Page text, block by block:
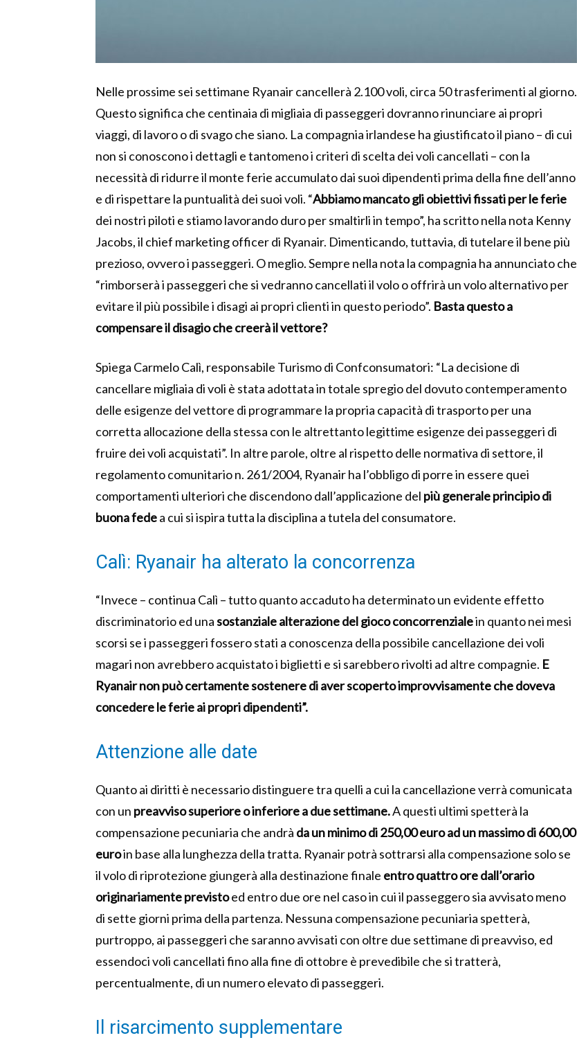
Nelle prossime sei settimane Ryanair cancellerà 2.100 voli, circa 50 trasferimenti al giorno.
Questo significa che centinaia di migliaia di passeggeri dovranno rinunciare ai propri
viaggi, di lavoro o di svago che siano. La compagnia irlandese ha giustificato il piano – di cui
non si conoscono i dettagli e tantomeno i criteri di scelta dei voli cancellati – con la
necessità di ridurre il monte ferie accumulato dai suoi dipendenti prima della fine dell’anno
e di rispettare la puntualità dei suoi voli. “Abbiamo mancato gli obiettivi fissati per le ferie
dei nostri piloti e stiamo lavorando duro per smaltirli in tempo”, ha scritto nella nota Kenny
Jacobs, il chief marketing officer di Ryanair. Dimenticando, tuttavia, di tutelare il bene più
prezioso, ovvero i passeggeri. O meglio. Sempre nella nota la compagnia ha annunciato che
“rimborserà i passeggeri che si vedranno cancellati il volo o offrirà un volo alternativo per
evitare il più possibile i disagi ai propri clienti in questo periodo”. Basta questo a
compensare il disagio che creerà il vettore?
Spiega Carmelo Calì, responsabile Turismo di Confconsumatori: “La decisione di
cancellare migliaia di voli è stata adottata in totale spregio del dovuto contemperamento
delle esigenze del vettore di programmare la propria capacità di trasporto per una
corretta allocazione della stessa con le altrettanto legittime esigenze dei passeggeri di
fruire dei voli acquistati”. In altre parole, oltre al rispetto delle normativa di settore, il
regolamento comunitario n. 261/2004, Ryanair ha l’obbligo di porre in essere quei
comportamenti ulteriori che discendono dall’applicazione del più generale principio di
buona fedea cui si ispira tutta la disciplina a tutela del consumatore.
Calì: Ryanair ha alterato la concorrenza
“Invece – continua Calì – tutto quanto accaduto ha determinato un evidente effetto
discriminatorio ed unasostanziale alterazione del gioco concorrenzialein quanto nei mesi
scorsi se i passeggeri fossero stati a conoscenza della possibile cancellazione dei voli
magari non avrebbero acquistato i biglietti e si sarebbero rivolti ad altre compagnie. E
Ryanair non può certamente sostenere di aver scoperto improvvisamente che doveva
concedere le ferie ai propri dipendenti”.
Attenzione alle date
Quanto ai diritti è necessario distinguere tra quelli a cui la cancellazione verrà comunicata
con un preavviso superiore o inferiore a due settimane.A questi ultimi spetterà la
compensazione pecuniaria che andrà da un minimo di 250,00 euro ad un massimo di 600,00
euroin base alla lunghezza della tratta. Ryanair potrà sottrarsi alla compensazione solo se
il volo di riprotezione giungerà alla destinazione finale entro quattro ore dall’orario
originariamente previstoed entro due ore nel caso in cui il passeggero sia avvisato meno
di sette giorni prima della partenza. Nessuna compensazione pecuniaria spetterà,
purtroppo, ai passeggeri che saranno avvisati con oltre due settimane di preavviso, ed
essendoci voli cancellati fino alla fine di ottobre è prevedibile che si tratterà,
percentualmente, di un numero elevato di passeggeri.
Il risarcimento supplementare